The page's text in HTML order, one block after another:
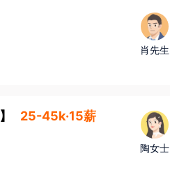
肖先生
】 25-45k·15薪
陶女士